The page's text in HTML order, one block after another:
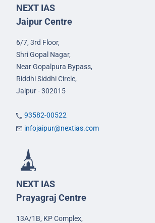
NEXT IAS
Jaipur Centre
6/7, 3rd Floor,
Shri Gopal Nagar,
Near Gopalpura Bypass,
Riddhi Siddhi Circle,
Jaipur - 302015
93582-00522
infojaipur@nextias.com
NEXT IAS
Prayagraj Centre
13A/1B, KP Complex,